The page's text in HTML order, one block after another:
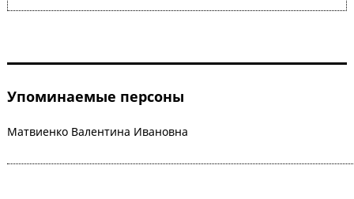
Упоминаемые персоны
Матвиенко Валентина Ивановна